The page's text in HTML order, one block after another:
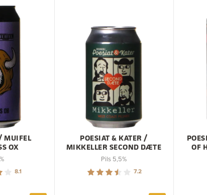
MUIFEL
OX
8.1
POESIAT & KATER /
MIKKELLER SECOND DÆTE
Pils 5,5%
7.2
OF